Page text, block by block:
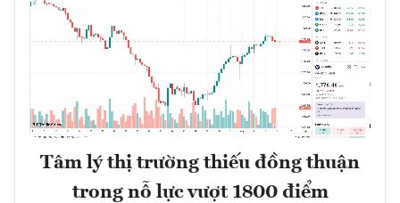
Tâm lý thị trường thiếu đồng thuận
trong nỗ lực vượt 1800 điểm